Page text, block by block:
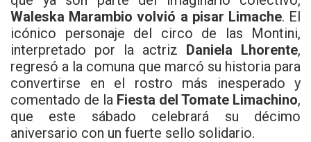
Waleska Marambio volvió a pisar Limache. El
icónico personaje del circo de las Montini,
interpretado por la actriz Daniela Lhorente,
regresó a la comuna que marcó su historia para
convertirse en el rostro más inesperado y
comentado de la Fiesta del Tomate Limachino,
que este sábado celebrará su décimo
aniversario con un fuerte sello solidario.